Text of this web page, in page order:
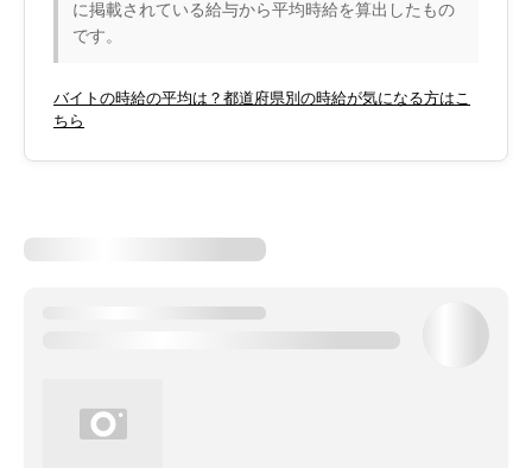
に掲載されている給与から平均時給を算出したもの
です。
バイトの時給の平均は？都道府県別の時給が気になる方はこ
ちら